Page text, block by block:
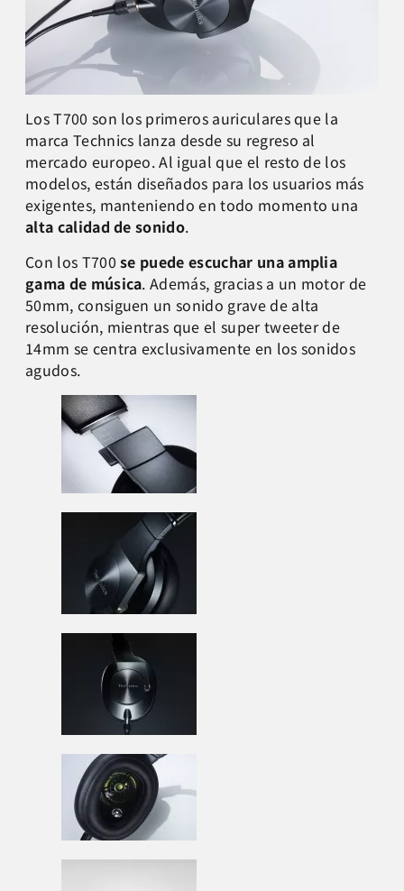
Los T700 son los primeros auriculares que la
marca Technics lanza desde su regreso al
mercado europeo. Al igual que el resto de los
modelos, están diseñados para los usuarios más
exigentes, manteniendo en todo momento una
alta calidad de sonido.
Con los T700se puede escuchar una amplia
gama de música. Además, gracias a un motor de
50mm, consiguen un sonido grave de alta
resolución, mientras que el super tweeter de
14mm se centra exclusivamente en los sonidos
agudos.